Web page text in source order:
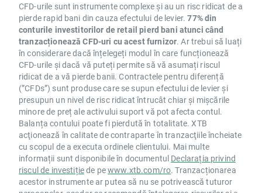
CFD-urile sunt instrumente complexe și au un risc ridicat de a
pierde rapid bani din cauza efectului de levier.77% din
conturile investitorilor de retail pierd bani atunci când
tranzacționează CFD-uri cu acest furnizor. Ar trebui să luați
în considerare dacă înțelegeți modul în care funcționează
CFD-urile și dacă vă puteți permite să vă asumați riscul
ridicat de a vă pierde banii. Contractele pentru diferență
(”CFDs”) sunt produse care se supun efectului de levier și
presupun un nivel de risc ridicat întrucât chiar și mișcările
minore de preț ale activului suport vă pot afecta contul.
Balanța contului poate fi pierdută în totalitate. XTB
acţionează în calitate de contraparte în tranzacţiile încheiate
cu scopul de a executa ordinele clientului. Mai multe
informații sunt disponibile în documentul Declarația privind
riscul de investițiede pewww.xtb.com/ro. Tranzacționarea
acestor instrumente ar putea să nu se potrivească tuturor